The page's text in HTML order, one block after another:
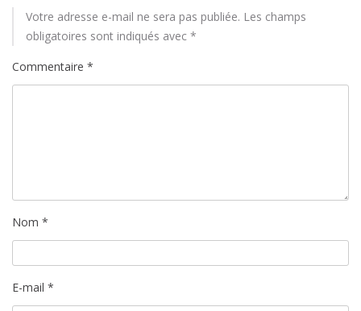
Votre adresse e-mail ne sera pas publiée. Les champs
obligatoires sont indiqués avec *
Commentaire *
Nom *
E-mail *